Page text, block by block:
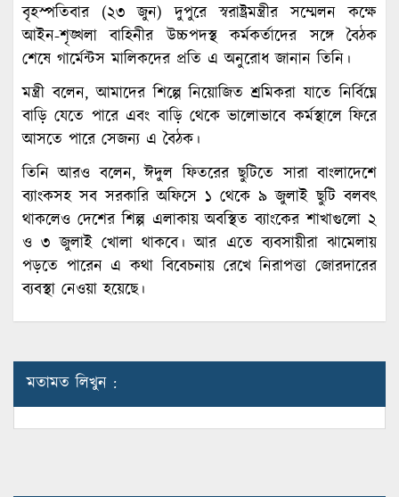
বৃহস্পতিবার (২৩ জুন) দুপুরে স্বরাষ্ট্রমন্ত্রীর সম্মেলন কক্ষে
আইন-শৃঙ্খলা বাহিনীর উচ্চপদস্থ কর্মকর্তাদের সঙ্গে বৈঠক
শেষে গার্মেন্টস মালিকদের প্রতি এ অনুরোধ জানান তিনি।
মন্ত্রী বলেন, আমাদের শিল্পে নিয়োজিত শ্রমিকরা যাতে নির্বিঘ্নে
বাড়ি যেতে পারে এবং বাড়ি থেকে ভালোভাবে কর্মস্থালে ফিরে
আসতে পারে সেজন্য এ বৈঠক।
তিনি আরও বলেন, ঈদুল ফিতরের ছুটিতে সারা বাংলাদেশে
ব্যাংকসহ সব সরকারি অফিসে ১ থেকে ৯ জুলাই ছুটি বলবৎ
থাকলেও দেশের শিল্প এলাকায় অবস্থিত ব্যাংকের শাখাগুলো ২
ও ৩ জুলাই খোলা থাকবে। আর এতে ব্যবসায়ীরা ঝামেলায়
পড়তে পারেন এ কথা বিবেচনায় রেখে নিরাপত্তা জোরদারের
ব্যবস্থা নেওয়া হয়েছে।
মতামত লিখুন :